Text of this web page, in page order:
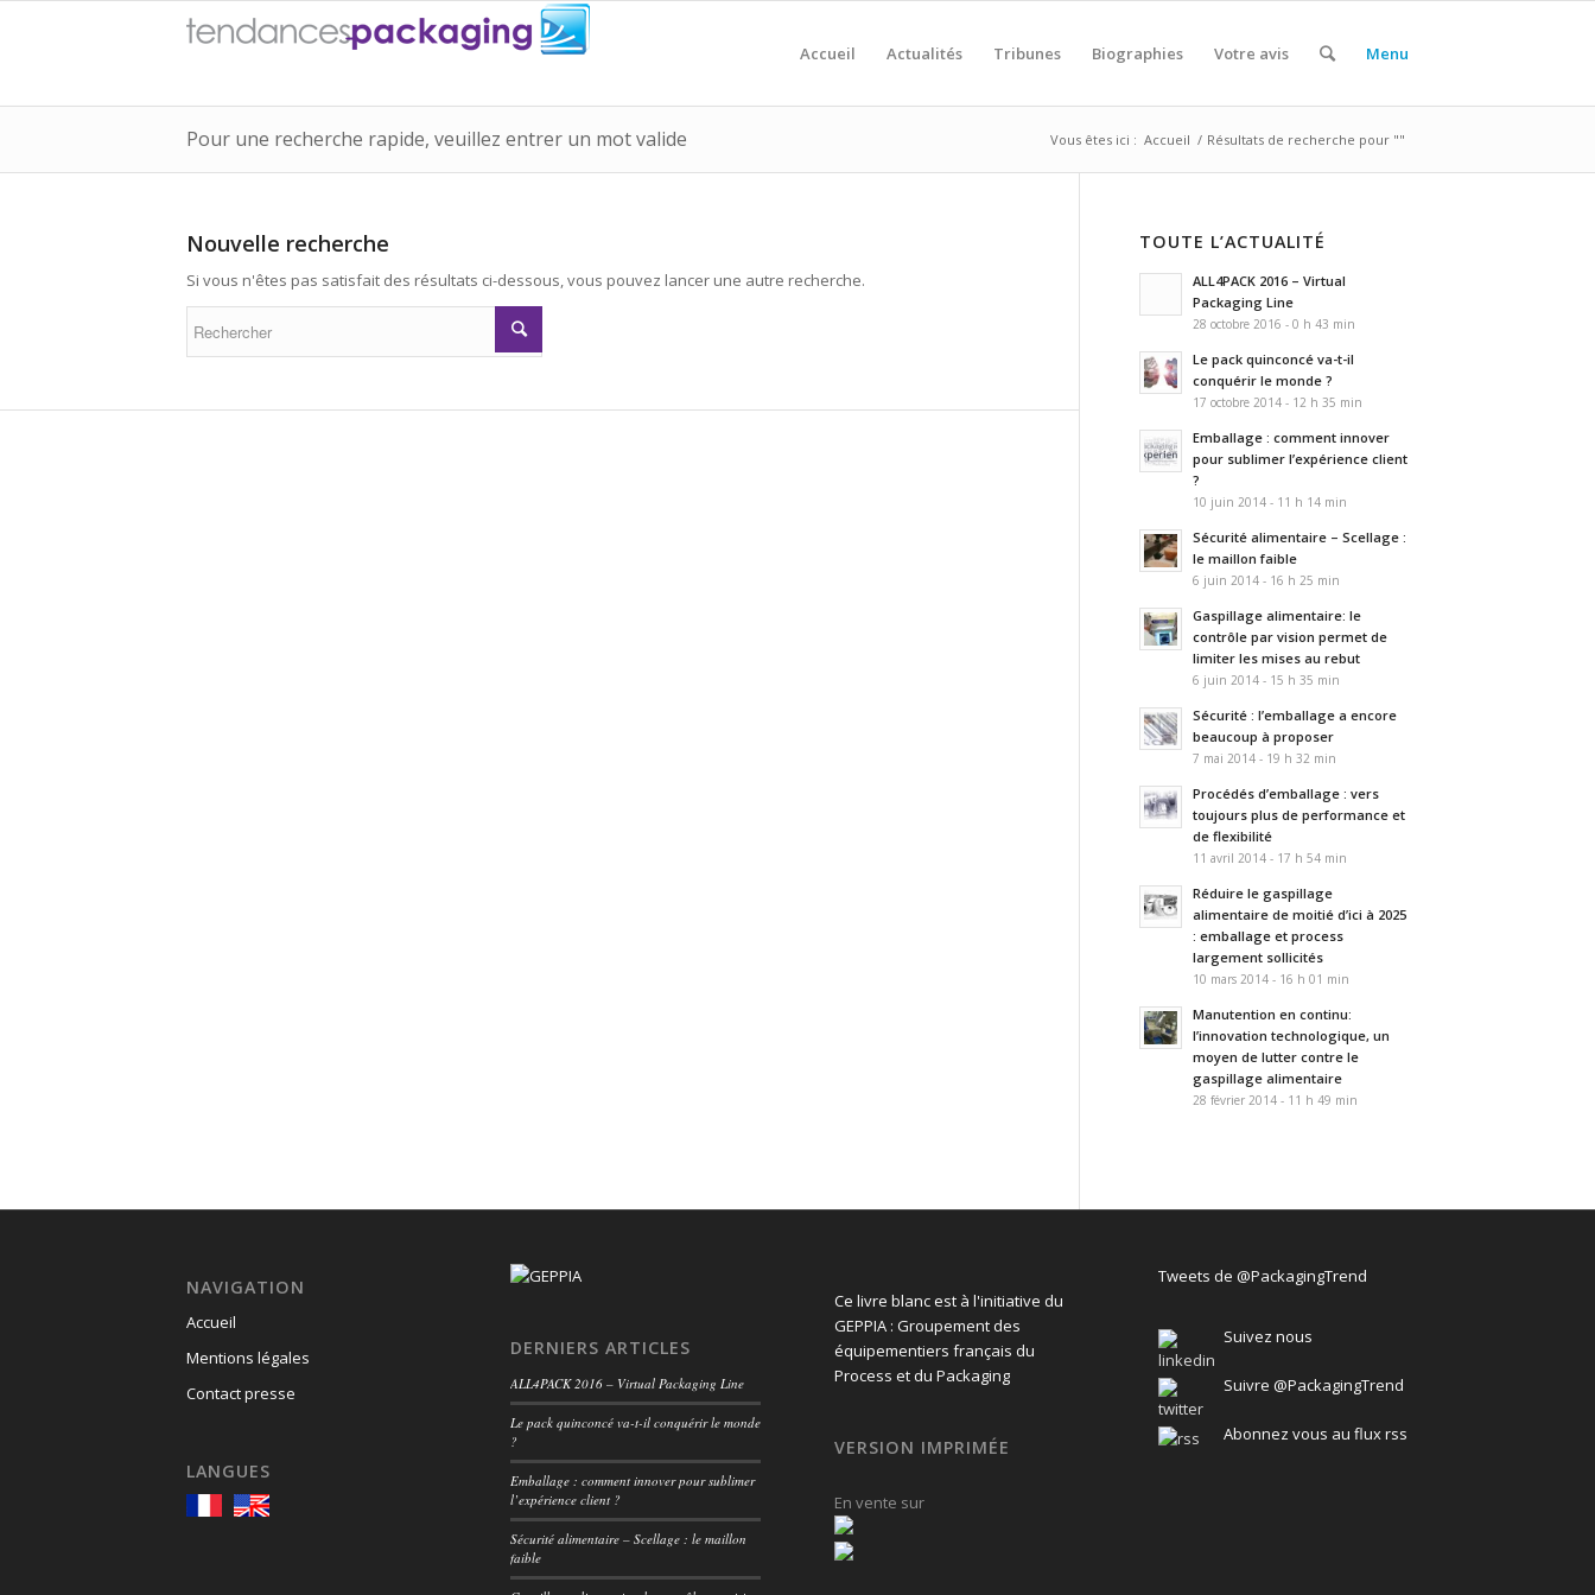
Accueil Actualités Tribunes Biographies Votre avis Menu
Pour une recherche rapide, veuillez entrer un mot valide Vous êtes ici : Accueil / Résultats de recherche pour ""
Nouvelle recherche
Si vous n'êtes pas satisfait des résultats ci-dessous, vous pouvez lancer une autre recherche.
TOUTE L’ACTUALITÉ
ALL4PACK 2016 – Virtual
Packaging Line
28 octobre 2016 - 0 h 43 min
Le pack quinconcé va-t-il
conquérir le monde ?
17 octobre 2014 - 12 h 35 min
Emballage : comment innover
pour sublimer l’expérience client
?
10 juin 2014 - 11 h 14 min
Sécurité alimentaire – Scellage :
le maillon faible
6 juin 2014 - 16 h 25 min
Gaspillage alimentaire: le
contrôle par vision permet de
limiter les mises au rebut
6 juin 2014 - 15 h 35 min
Sécurité : l’emballage a encore
beaucoup à proposer
7 mai 2014 - 19 h 32 min
Procédés d’emballage : vers
toujours plus de performance et
de flexibilité
11 avril 2014 - 17 h 54 min
Réduire le gaspillage
alimentaire de moitié d’ici à 2025
: emballage et process
largement sollicités
10 mars 2014 - 16 h 01 min
Manutention en continu:
l’innovation technologique, un
moyen de lutter contre le
gaspillage alimentaire
28 février 2014 - 11 h 49 min
NAVIGATION
Accueil
Mentions légales
Contact presse
LANGUES
DERNIERS ARTICLES
ALL4PACK 2016 – Virtual Packaging Line
Le pack quinconcé va-t-il conquérir le monde
?
Emballage : comment innover pour sublimer
l’expérience client ?
Sécurité alimentaire – Scellage : le maillon
faible
Ce livre blanc est à l'initiative du
GEPPIA : Groupement des
équipementiers français du
Process et du Packaging
VERSION IMPRIMÉE
En vente sur
Tweets de @PackagingTrend
Suivez nous
Suivre @PackagingTrend
Abonnez vous au flux rss